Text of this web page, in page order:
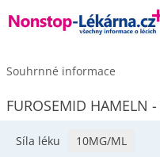
Souhrnné informace
FUROSEMID
Síla léku
10MG/ML